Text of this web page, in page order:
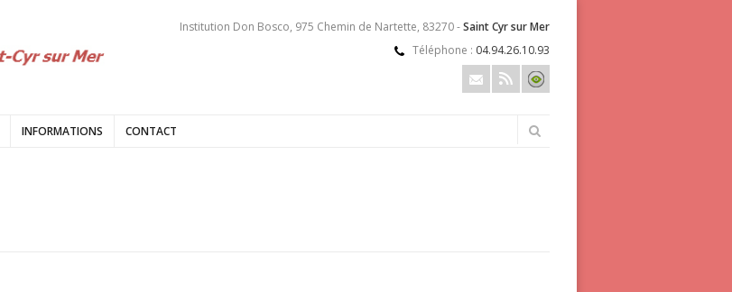
Institution Don Bosco, 975 Chemin de Nartette, 83270 -Saint Cyr sur Mer
Téléphone : 04.94.26.10.93
INFORMATIONS CONTACT